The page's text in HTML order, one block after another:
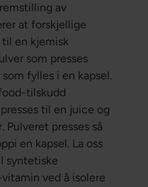
av
at forskjellige
en kjemisk
som presses
fylles i en kapsel.
tilskudd
til en juice og
presses så
en kapsel. La oss
syntetiske
ved å isolere